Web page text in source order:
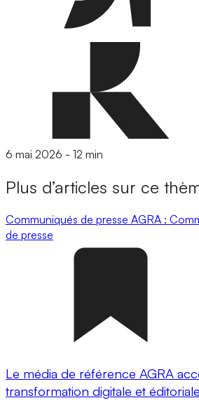
6 mai 2026 - 12 min
Plus d’articles sur ce
Communiqués de presse AGRA :
de presse
Le média de référence AGRA
transformation digitale et éditoriale